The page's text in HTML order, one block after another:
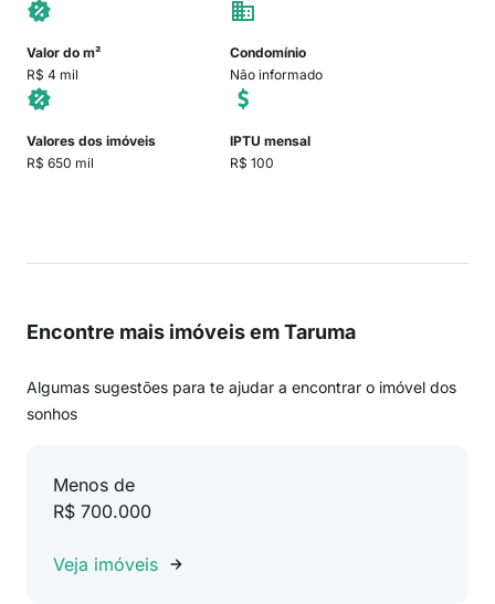
Valor do m²
R$ 4 mil
Condomínio
Não informado
Valores dos imóveis
R$ 650 mil
IPTU mensal
R$ 100
Encontre mais imóveis em Taruma
Algumas sugestões para te ajudar a encontrar o imóvel dos
sonhos
Menos de
R$ 700.000
Veja imóveis